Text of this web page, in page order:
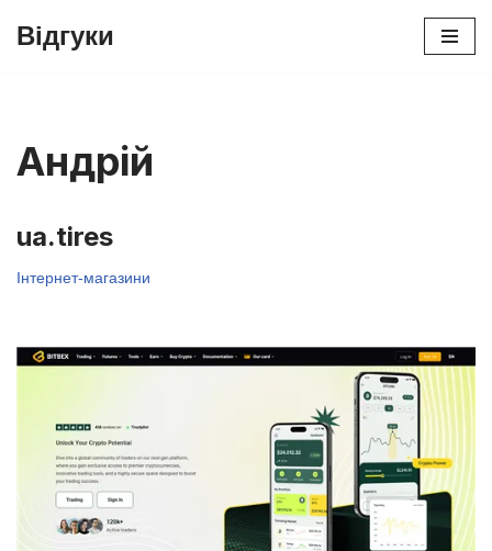
Відгуки
Андрій
ua.tires
Інтернет-магазини